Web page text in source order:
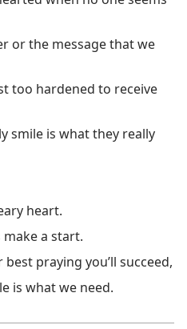
or the message that we
too hardened to receive
smile is what they really
heart.
make a start.
best praying you’ll succeed,
is what we need.